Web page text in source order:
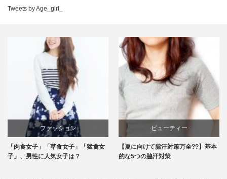
Tweets by Age_girl_
禽女
ビューティー
【夏に向けて脇汗対策万全??】基本
的な5つの脇汗対策
エンタメ
恋の始まり？飲み会でイイ女の
つ♪これで好感度アップ！